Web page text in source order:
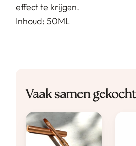
effect te krijgen.
Inhoud: 50ML
Vaak samen gekocht